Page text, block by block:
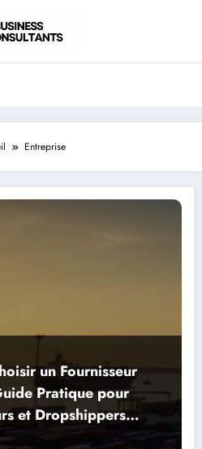
Entreprise
un Fournisseur
Pratique pour
et Dropshippers
AliExpress